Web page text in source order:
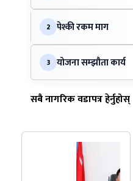
2 पेश्की रकम माग
3 योजना सम्झौता कार्य
सबै नागरिक वडापत्र हेर्नुहोस्